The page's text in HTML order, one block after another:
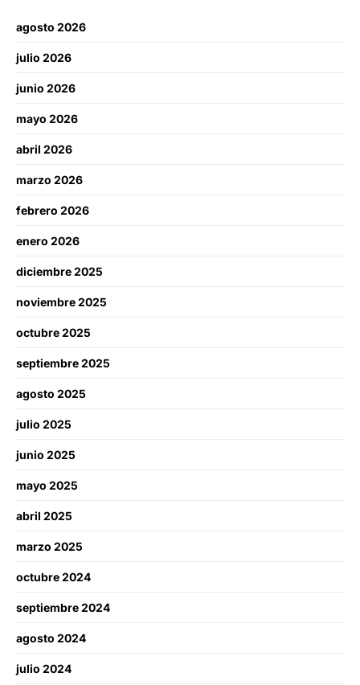
agosto 2026
julio 2026
junio 2026
mayo 2026
abril 2026
marzo 2026
febrero 2026
enero 2026
diciembre 2025
noviembre 2025
octubre 2025
septiembre 2025
agosto 2025
julio 2025
junio 2025
mayo 2025
abril 2025
marzo 2025
octubre 2024
septiembre 2024
agosto 2024
julio 2024